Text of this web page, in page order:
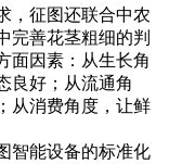
，征图还联合中农
完善花茎粗细的判
面因素：从生长角
良好；从流通角
从消费角度，让鲜
智能设备的标准化